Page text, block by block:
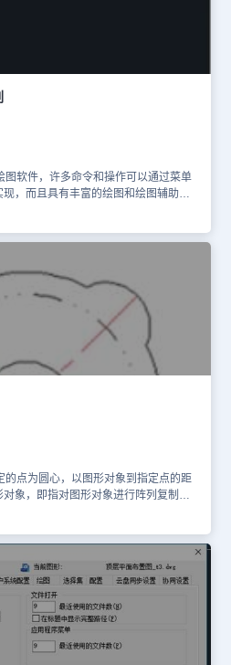
总数，也就是我们刻度个数，这里我
为12个，如果我们需要设置分针的刻
也是可以选择方法的，这里可以选择
数和填充角度，项目总数和项目间的
选择。这里根据自己的需要选择就可
转是一定要选择的，如果我们不勾选
根据大家的需要选择就是了。
软件，许多命令和操作可以通过菜单
，而且具有丰富的绘图和绘图辅助功
，进入其工作界面，如图所
的对象，如图所示： 3.在上面的菜单
图所示： 4.点击阵列后面的三角，在
如图所示： 5.点击环形阵列选项后，
示： 6.选择复制的对象后，按下键盘
，选择一个基点，上面的菜单出现阵
现了复制出来的图形，如图所示： 7.
，视图区里就复制出来了6个图形，该
心复制的，如图所示： 8.按下键盘上
完成了，最后的图形如图所示： 以
阵列的操作步骤，希望对你有所帮
点为圆心，以图形对象到指定点的距
象，即指对图形对象进行阵列复制
命令，按【Enter】键确认，弹出
单选按钮。 3.单击“选择对象”按钮，在
【Enter】键确认,返回“阵列”对话
动鼠标至圆心处，就会出现以下效果
，就很容易的进行绘制了，今天就介